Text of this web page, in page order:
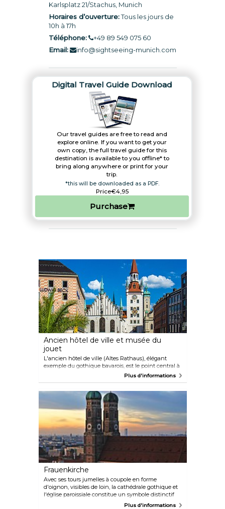
Karlsplatz 21/Stachus, Munich
Horaires d’ouverture:Tous les jours de
10h à 17h
Téléphone:
+49 89 549 075 60
Email:
info@sightseeing-munich.com
Digital Travel Guide Download
Our travel guides are free to read and
explore online. If you want to get your
own copy, the full travel guide for this
destination is available to you offline* to
bring along anywhere or print for your
trip.​
*this will be downloaded as a PDF.
Price€4,95
Purchase
Ancien hôtel de ville et musée du
jouet
L'ancien hôtel de ville (Altes Rathaus), élégant
exemple du gothique bavarois, est le point central à
l'extrémité est de la Marienplatz. La tour abrite le
musée du jouet et la salle de bal au deuxième étage.
architecturale et ses plafonds en bois.
Plus d'informations
Frauenkirche
Avec ses tours jumelles à coupole en forme
d'oignon, visibles de loin, la cathédrale gothique et
l'église paroissiale constitue un symbole distinctif
de la capitale bavaroise. Du haut de la tour sud, la
Plus d'informations